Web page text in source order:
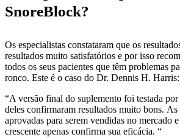
SnoreBlock?
Os especialistas constataram que os
resultados muito satisfatórios e por isso
todos os seus pacientes que têm problemas
ronco. Este é o caso do Dr. Dennis H. Harris:
“A versão final do suplemento foi testada
deles confirmaram resultados muito bons.
aprovadas para serem vendidas no mercado
crescente apenas confirma sua eficácia. “